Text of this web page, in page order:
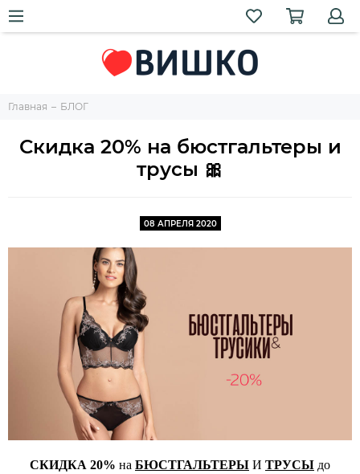
Главная БЛОГ
Скидка 20% на бюстгальтеры и
трусы 🎀
08 АПРЕЛЯ 2020
СКИДКА 20% на БЮСТГАЛЬТЕРЫ И ТРУСЫ до